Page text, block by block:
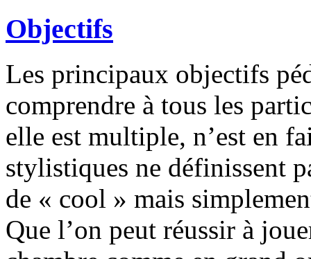
Objectifs
Les principaux objectifs
comprendre à tous les
elle est multiple, n’est en
stylistiques ne définissent
de « cool » mais
Que l’on peut réussir à